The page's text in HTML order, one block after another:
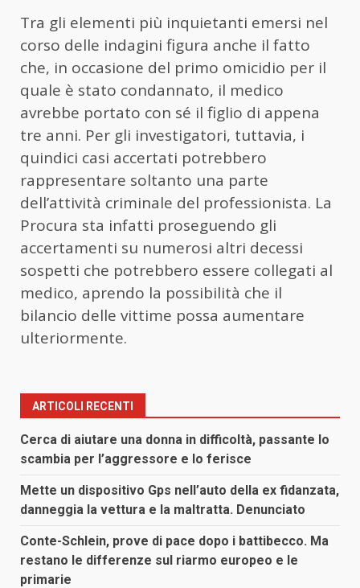
Tra gli elementi più inquietanti emersi nel
corso delle indagini figura anche il fatto
che, in occasione del primo omicidio per il
quale è stato condannato, il medico
avrebbe portato con sé il figlio di appena
tre anni. Per gli investigatori, tuttavia, i
quindici casi accertati potrebbero
rappresentare soltanto una parte
dell’attività criminale del professionista. La
Procura sta infatti proseguendo gli
accertamenti su numerosi altri decessi
sospetti che potrebbero essere collegati al
medico, aprendo la possibilità che il
bilancio delle vittime possa aumentare
ulteriormente.
ARTICOLI RECENTI
Cerca di aiutare una donna in difficoltà, passante lo
scambia per l’aggressore e lo ferisce
Mette un dispositivo Gps nell’auto della ex fidanzata,
danneggia la vettura e la maltratta. Denunciato
Conte-Schlein, prove di pace dopo i battibecco. Ma
restano le differenze sul riarmo europeo e le
primarie